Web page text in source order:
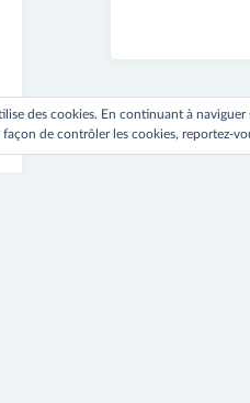
des cookies. En continuant à
de contrôler les cookies, reportez-